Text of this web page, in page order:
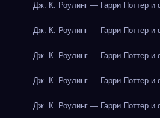
Дж. К. Роулинг — Гарри Поттер и
Дж. К. Роулинг — Гарри Поттер и
Дж. К. Роулинг — Гарри Поттер и
Дж. К. Роулинг — Гарри Поттер и
Дж. К. Роулинг — Гарри Поттер и